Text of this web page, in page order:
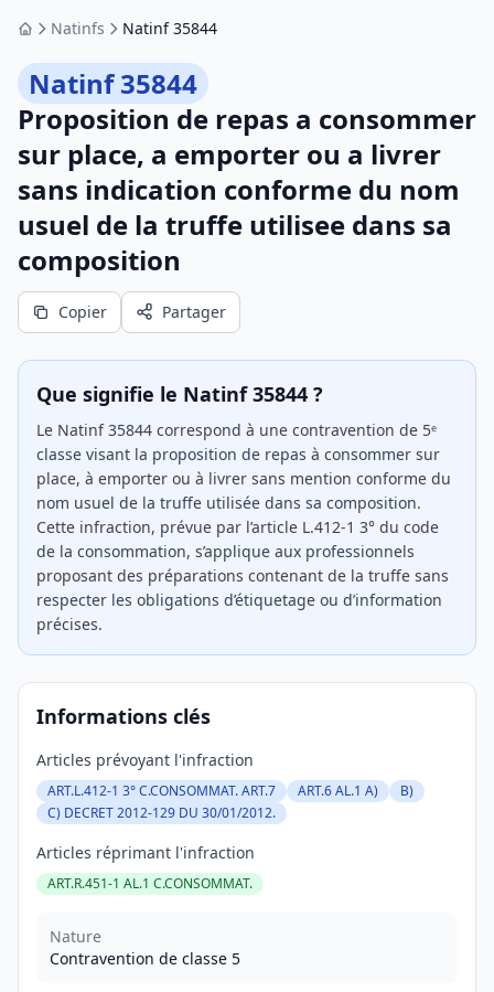
AccueilNatinfs Natinf 35844
Natinf 35844
Proposition de repas a consommer
sur place, a emporter ou a livrer
sans indication conforme du nom
usuel de la truffe utilisee dans sa
composition
Copier Partager
Que signifie le Natinf 35844 ?
Le Natinf 35844 correspond à une contravention de 5ᵉ
classe visant la proposition de repas à consommer sur
place, à emporter ou à livrer sans mention conforme du
nom usuel de la truffe utilisée dans sa composition.
Cette infraction, prévue par l’article L.412-1 3° du code
de la consommation, s’applique aux professionnels
proposant des préparations contenant de la truffe sans
respecter les obligations d’étiquetage ou d’information
précises.
Informations clés
Articles prévoyant l'infraction
ART.L.412-1 3° C.CONSOMMAT. ART.7 ART.6 AL.1 A)
B)
C) DECRET 2012-129 DU 30/01/2012.
Articles réprimant l'infraction
ART.R.451-1 AL.1 C.CONSOMMAT.
Nature
Contravention de classe 5